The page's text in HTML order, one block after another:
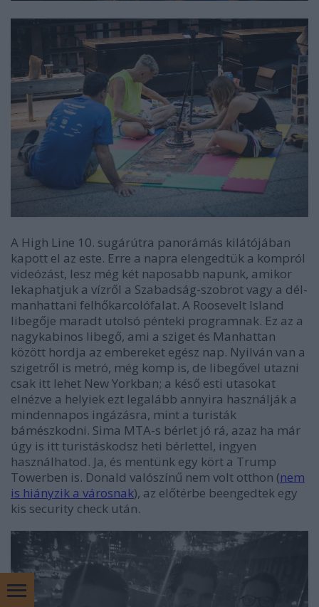
A High Line 10. sugárútra panorámás kilátójában
kapott el az este. Erre a napra elengedtük a kompról
videózást, lesz még két naposabb napunk, amikor
lekaphatjuk a vízről a Szabadság-szobrot vagy a dél-
manhattani felhőkarcolófalat. A Roosevelt Island
libegője maradt utolsó pénteki programnak. Ez az a
nagykabinos libegő, ami a sziget és Manhattan
között hordja az embereket egész nap. Nyilván van a
szigetről is metró, még komp is, de libegővel utazni
csak itt lehet New Yorkban; a késő esti utasokat
elnézve a helyiek ezt legalább annyira használják a
mindennapos ingázásra, mint a turisták
bámészkodni. Sima MTA-s bérlet jó rá, azaz ha már
úgy is itt turistáskodsz heti bérlettel, ingyen
használhatod. Ja, és mentünk egy kört a Trump
Towerben is. Donald valószínű nem volt otthon (nem
is hiányzik a városnak), az előtérbe beengedtek egy
kis security check után.